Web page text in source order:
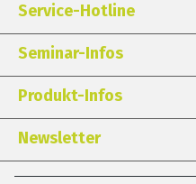
Service-Hotline
Seminar-Infos
Produkt-Infos
Newsletter